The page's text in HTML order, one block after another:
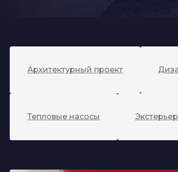
Архитектурный проект
Тепловые насосы Экстерьер